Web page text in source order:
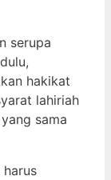
serupa
hakikat
lahiriah
sama
harus